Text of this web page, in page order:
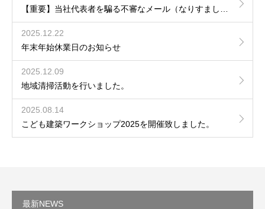
2025.12.22
年末年始休業日のお知らせ
2025.12.09
地域清掃活動を行いました。
2025.08.14
こども建築ワークショップ2025を開催致しました。
最新NEWS